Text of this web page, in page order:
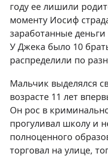
году ее лишили
моменту Иосиф
заработанные
У Джека было 10
распределили по
Мальчик выделялся
возрасте 11 лет
Он рос в
прогуливал школу и
полноценного
торговал на улице,